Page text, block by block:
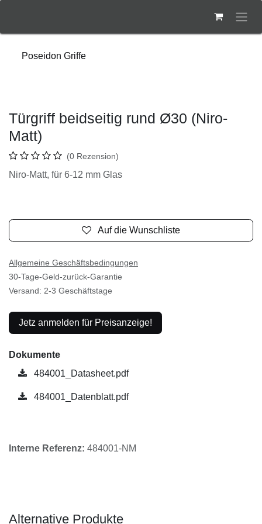
Poseidon Griffe
Türgriff beidseitig rund Ø30 (Niro-
Matt)
(0 Rezension)
Niro-Matt, für 6-12 mm Glas
Auf die Wunschliste
Allgemeine Geschäftsbedingungen
30-Tage-Geld-zurück-Garantie
Versand: 2-3 Geschäftstage
Jetz anmelden für Preisanzeige!
Dokumente
484001_Datasheet.pdf
484001_Datenblatt.pdf
Interne Referenz: 484001-NM
Alternative Produkte